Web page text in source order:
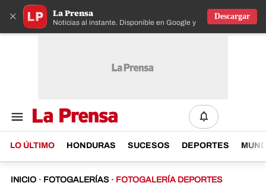
× La Prensa
Noticias al instante. Disponible en Google y IOS
Descargar
LO ÚLTIMO HONDURAS SUCESOS DEPORTES
INICIO · FOTOGALERÍAS · FOTOGALERÍA DEPORTES